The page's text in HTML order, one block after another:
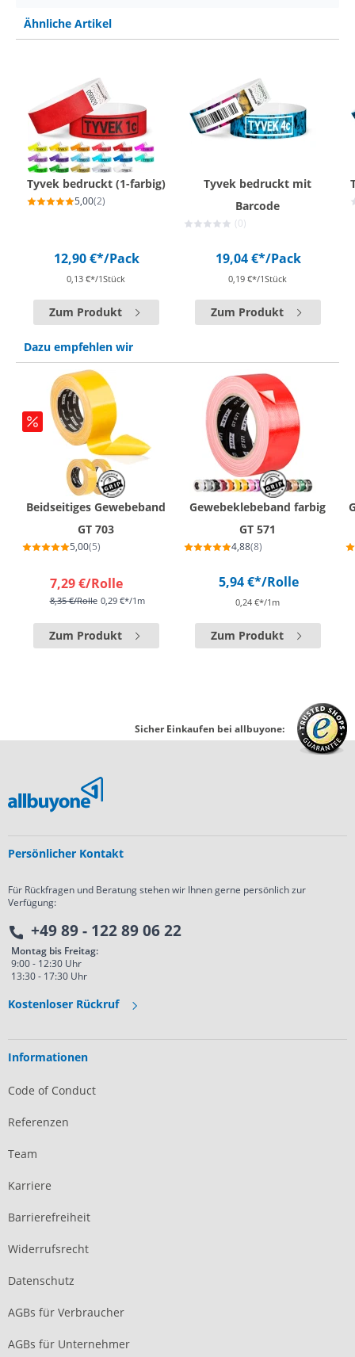
Ähnliche Artikel
Tyvek bedruckt (1-farbig)
5,00(2)
12,90 €*/Pack
0,13 €*/1Stück
Zum Produkt
Tyvek bedruckt mit
Barcode
(0)
19,04 €*/Pack
0,19 €*/1Stück
Zum Produkt
Dazu empfehlen wir
Beidseitiges Gewebeband
GT 703
5,00(5)
7,29 €/Rolle
8,35 €/Rolle 0,29 €*/1m
Zum Produkt
Gewebeklebeband farbig
GT 571
4,88(8)
5,94 €*/Rolle
0,24 €*/1m
Zum Produkt
Sicher Einkaufen bei allbuyone:
Persönlicher Kontakt
Für Rückfragen und Beratung stehen wir Ihnen gerne persönlich zur
Verfügung:
+49 89 - 122 89 06 22
Montag bis Freitag:
9:00 - 12:30 Uhr
13:30 - 17:30 Uhr
Kostenloser Rückruf
Informationen
Code of Conduct
Referenzen
Team
Karriere
Barrierefreiheit
Widerrufsrecht
Datenschutz
AGBs für Verbraucher
AGBs für Unternehmer